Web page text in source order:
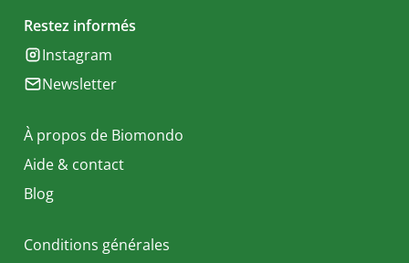
Restez informés
Instagram
Newsletter
À propos de Biomondo
Aide & contact
Blog
Conditions générales